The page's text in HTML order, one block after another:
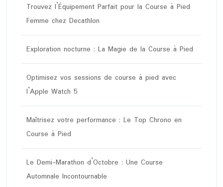
Trouvez l’Équipement Parfait pour la Course à Pied
Femme chez Decathlon
Exploration nocturne : La Magie de la Course à Pied
Optimisez vos sessions de course à pied avec
l’Apple Watch 5
Maîtrisez votre performance : Le Top Chrono en
Course à Pied
Le Demi-Marathon d’Octobre : Une Course
Automnale Incontournable